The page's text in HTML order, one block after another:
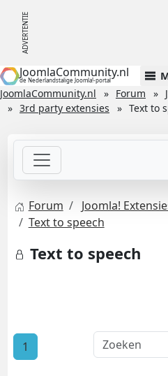
JoomlaCommunity.nl
de Nederlandstalige Joomla!-portal
JoomlaCommunity.nl Forum
3rd party extensies
Text to
Forum Joomla!
Text to speech
Text to speech
1